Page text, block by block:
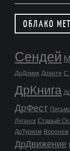
ОБЛАКО
Сендей
ДрДомик Дрантя С
ДрКнига
ДрФест
Луганск Старый
ДрТуризм Воронеж
ДрДвижение